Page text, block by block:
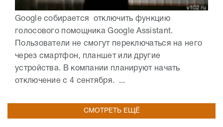
Google собирается отключить функцию
голосового помощника Google Assistant.
Пользователи не смогут переключаться на него
через смартфон, планшет или другие
устройства. В компании планируют начать
отключение с 4 сентября. ...
СМОТРЕТЬ ЕЩЁ